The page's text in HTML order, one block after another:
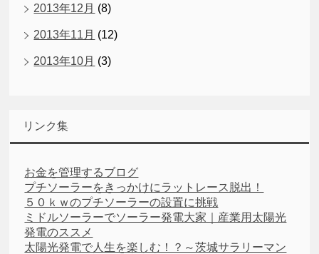
2013年12月 (8)
2013年11月 (12)
2013年10月 (3)
リンク集
お金を管理するブログ
プチソーラーをきっかけにラットレース脱出！
５０ｋｗのプチソーラーの設置に挑戦
ミドルソーラーでソーラー発電大家｜産業用太陽光
発電のススメ
太陽光発電で人生を楽しむ！？～茨城サラリーマン